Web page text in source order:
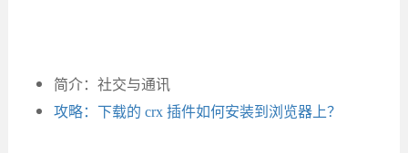
简介：社交与通讯
攻略：下载的 crx 插件如何安装到浏览器上？